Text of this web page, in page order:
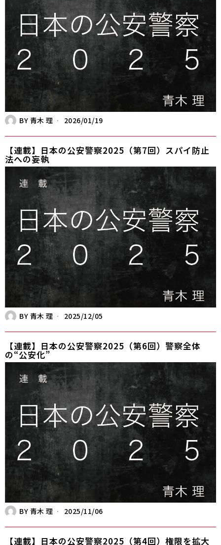
BY 青木 理 2026/01/19
【連載】日本の公安警察2025（第7回）スパイ防止
法への妄執
BY 青木 理 2025/12/05
【連載】日本の公安警察2025（第6回）警察全体
の“公安化”
BY 青木 理 2025/11/06
【連載】日本の公安警察2025（第4回）権限を拡大